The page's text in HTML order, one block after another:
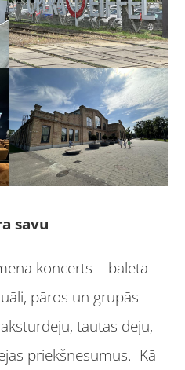
savu
koncerts – baleta
pāros un grupās
tautas deju,
priekšnesumus. Kā